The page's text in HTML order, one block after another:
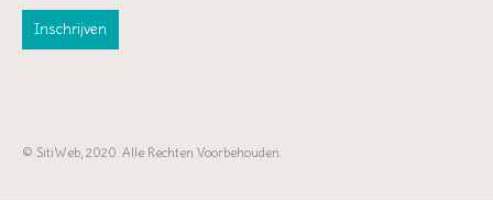
© SitiWeb, 2020. Alle Rechten Voorbehouden.